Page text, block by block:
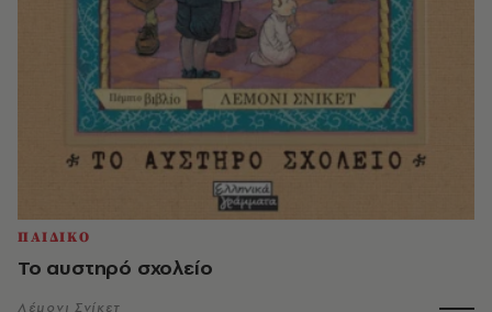
ΠΑΙΔΙΚΟ
Το αυστηρό σχολείο
Λέμονι Σνίκετ